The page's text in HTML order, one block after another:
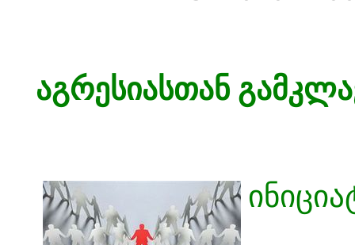
აგრესიასთან